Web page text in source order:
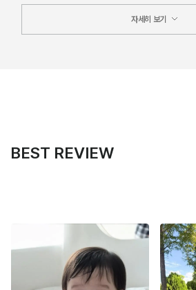
자세히 보기
BEST REVIEW